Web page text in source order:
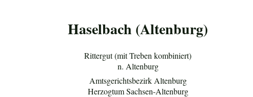
Haselbach (Altenburg)
Rittergut (mit Treben kombiniert)
n. Altenburg
Amtsgerichtsbezirk Altenburg
Herzogtum Sachsen-Altenburg